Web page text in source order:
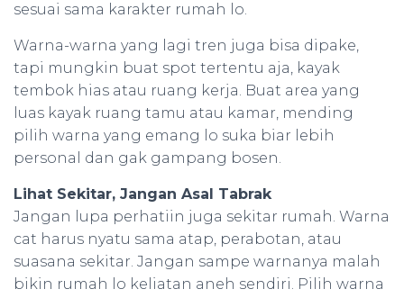
sesuai sama karakter rumah lo.
Warna-warna yang lagi tren juga bisa dipake,
tapi mungkin buat spot tertentu aja, kayak
tembok hias atau ruang kerja. Buat area yang
luas kayak ruang tamu atau kamar, mending
pilih warna yang emang lo suka biar lebih
personal dan gak gampang bosen.
Lihat Sekitar, Jangan Asal Tabrak
Jangan lupa perhatiin juga sekitar rumah. Warna
cat harus nyatu sama atap, perabotan, atau
suasana sekitar. Jangan sampe warnanya malah
bikin rumah lo keliatan aneh sendiri. Pilih warna